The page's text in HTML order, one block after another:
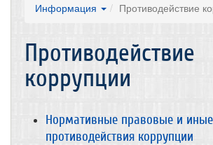
Информация Противодействие
Противодействие
коррупции
Нормативные правовые и
противодействия коррупции